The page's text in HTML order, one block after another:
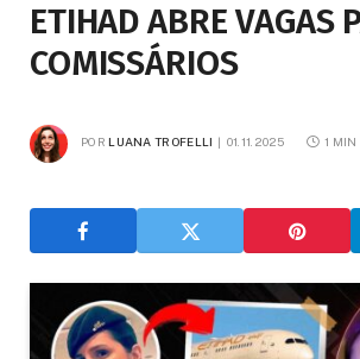
ETIHAD ABRE VAGAS
COMISSÁRIOS
POR LUANA TROFELLI 01.11.2025 1 MIN